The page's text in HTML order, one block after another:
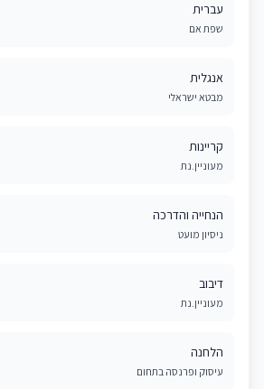
עברית
שפת אם
אנגלית
מבטא ישראלי
קריינות
מעוניין.נת
הנחייה והדרכה
ניסיון מועט
דיבוב
מעוניין.נת
הלחנה
עיסוק ופרנסה בתחום